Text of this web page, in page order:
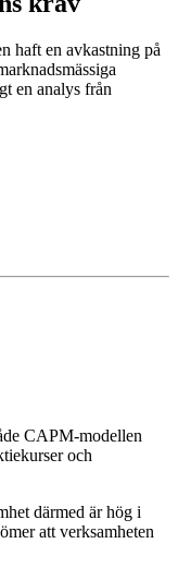
haft en avkastning på
en analys från
CAPM-modellen
och
därmed är hög i
att verksamheten